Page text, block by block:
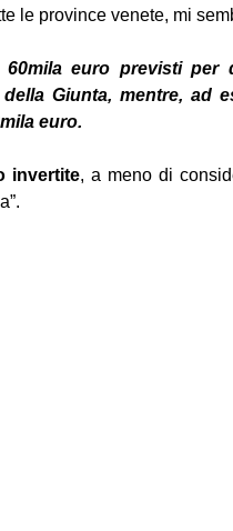
le province venete, mi
60mila euro previsti
Giunta, mentre, ad
euro.
invertite, a meno di